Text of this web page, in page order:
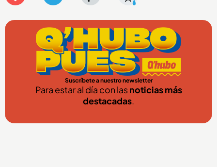
Suscríbete a nuestro newsletter
Para estar al día con lasnoticias más
destacadas.